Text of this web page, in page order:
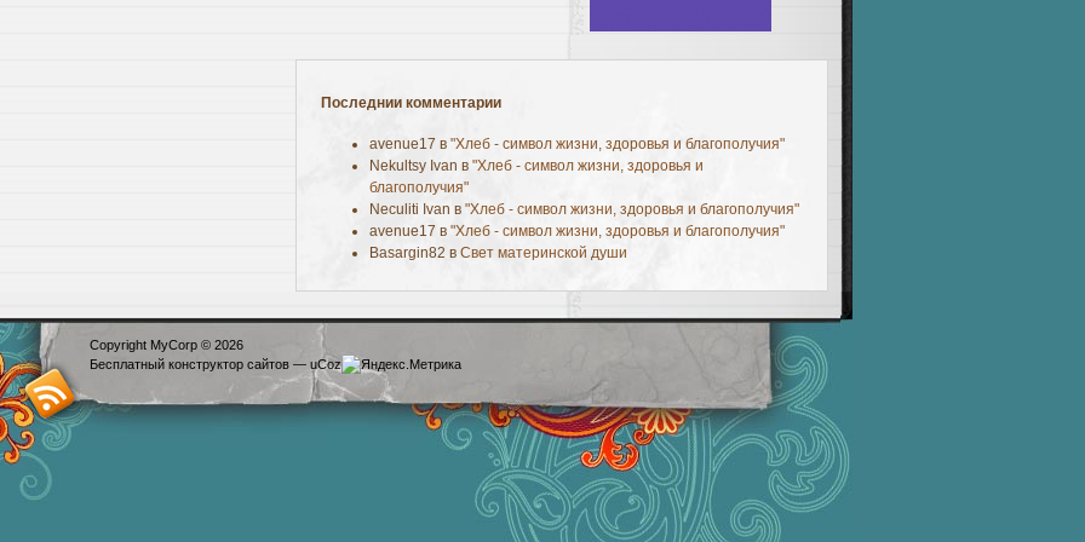
Последнии комментарии
avenue17 в "Хлеб - символ жизни, здоровья и благополучия"
Nekultsy Ivan в "Хлеб - символ жизни, здоровья и
благополучия"
Neculiti Ivan в "Хлеб - символ жизни, здоровья и благополучия"
avenue17 в "Хлеб - символ жизни, здоровья и благополучия"
Basargin82 в Свет материнской души
Copyright MyCorp © 2026
Бесплатный конструктор сайтов — uCoz